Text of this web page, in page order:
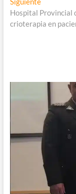
siguiente:
Hospital Provincial
crioterapia en